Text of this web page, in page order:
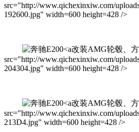
src="http://www.qichexinxiw.com/
192600.jpg" width=600 height=428 />
改装AMG轮毂、
src="http://www.qichexinxiw.com/
204304.jpg" width=600 height=428 />
改装AMG轮毂、
src="http://www.qichexinxiw.com/
213D4.jpg" width=600 height=428 />